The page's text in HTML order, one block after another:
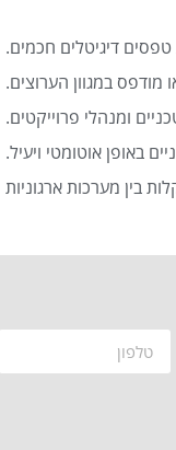
דיגיטלים חכמים.
מודפס במגוון הערוצים.
ומנהלי פרוייקטים.